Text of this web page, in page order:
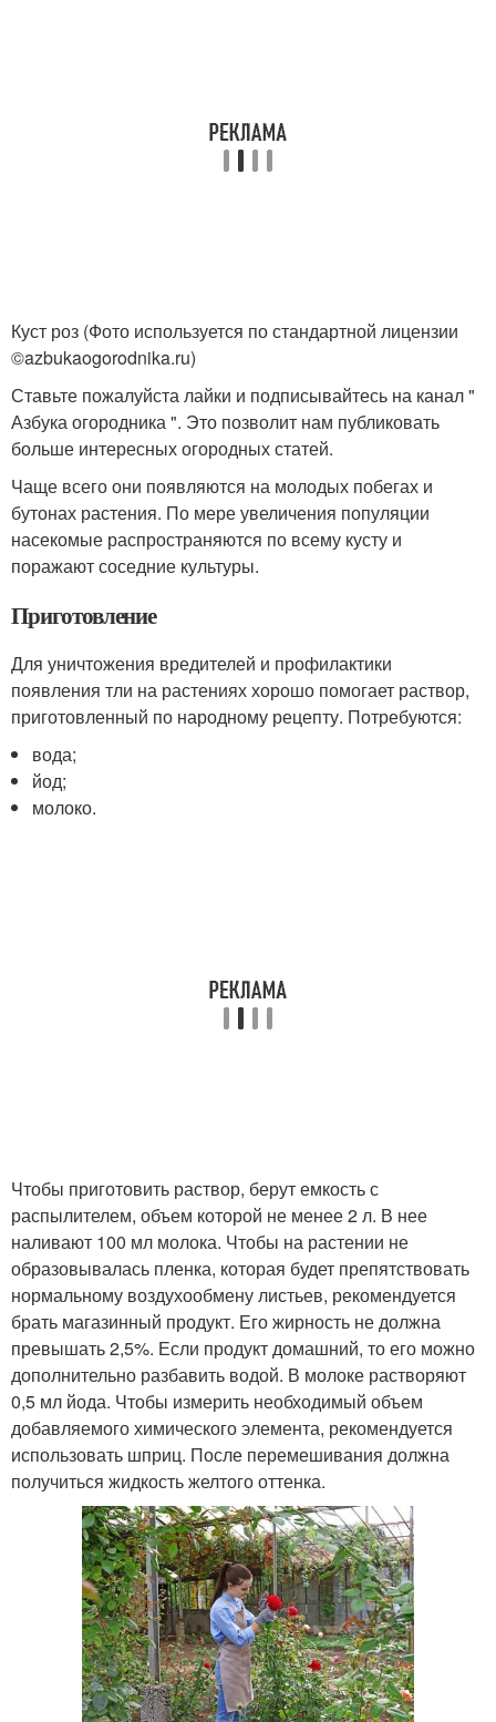
Куст роз (Фото используется по стандартной лицензии
©azbukaogorodnika.ru)
Ставьте пожалуйста лайки и подписывайтесь на канал "
Азбука огородника ". Это позволит нам публиковать
больше интересных огородных статей.
Чаще всего они появляются на молодых побегах и
бутонах растения. По мере увеличения популяции
насекомые распространяются по всему кусту и
поражают соседние культуры.
Приготовление
Для уничтожения вредителей и профилактики
появления тли на растениях хорошо помогает раствор,
приготовленный по народному рецепту. Потребуются:
вода;
йод;
молоко.
Чтобы приготовить раствор, берут емкость с
распылителем, объем которой не менее 2 л. В нее
наливают 100 мл молока. Чтобы на растении не
образовывалась пленка, которая будет препятствовать
нормальному воздухообмену листьев, рекомендуется
брать магазинный продукт. Его жирность не должна
превышать 2,5%. Если продукт домашний, то его можно
дополнительно разбавить водой. В молоке растворяют
0,5 мл йода. Чтобы измерить необходимый объем
добавляемого химического элемента, рекомендуется
использовать шприц. После перемешивания должна
получиться жидкость желтого оттенка.